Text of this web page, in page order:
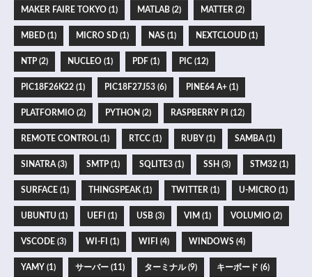
MAKER FAIRE TOKYO (1) MATLAB (2) MATTER (2)
MBED (1) MICRO SD (1) NAS (1) NEXTCLOUD (1)
NTP (2) NUCLEO (1) PDF (1) PIC (12)
PIC18F26K22 (1) PIC18F27J53 (6) PINE64 A+ (1)
PLATFORMIO (2) PYTHON (2) RASPBERRY PI (12)
REMOTE CONTROL (1) RTCC (1) RUBY (1) SAMBA (1)
SINATRA (3) SMTP (1) SQLITE3 (1) SSH (3) STM32 (1)
SURFACE (1) THINGSPEAK (1) TWITTER (1) U-MICRO (1)
UBUNTU (1) UEFI (1) USB (3) VIM (1) VOLUMIO (2)
VSCODE (3) WI-FI (1) WIFI (4) WINDOWS (4)
YAMY (1) サーバー (11) ターミナル (9) キーボード (6)